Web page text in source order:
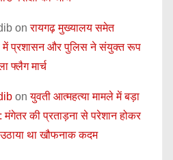
onरायगढ़ मुख्यालय समेत
में प्रशासन और पुलिस ने संयुक्त रूप
फ्लैग मार्च
onयुवती आत्महत्या मामले में बड़ा
मंगेतर की प्रताड़ना से परेशान होकर
था खौफनाक कदम